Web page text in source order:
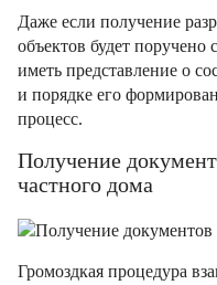
Даже если получение
объектов будет
иметь представление о
и порядке его
процесс.
Получение
частного дома
Громоздкая процедура